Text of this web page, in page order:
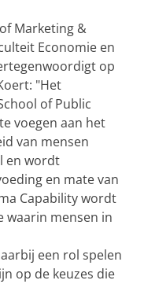
Marketing &
Economie en
op
"Het
of Public
voegen aan het
van mensen
en wordt
en mate van
Capability wordt
waarin mensen in
een rol spelen
op de keuzes die